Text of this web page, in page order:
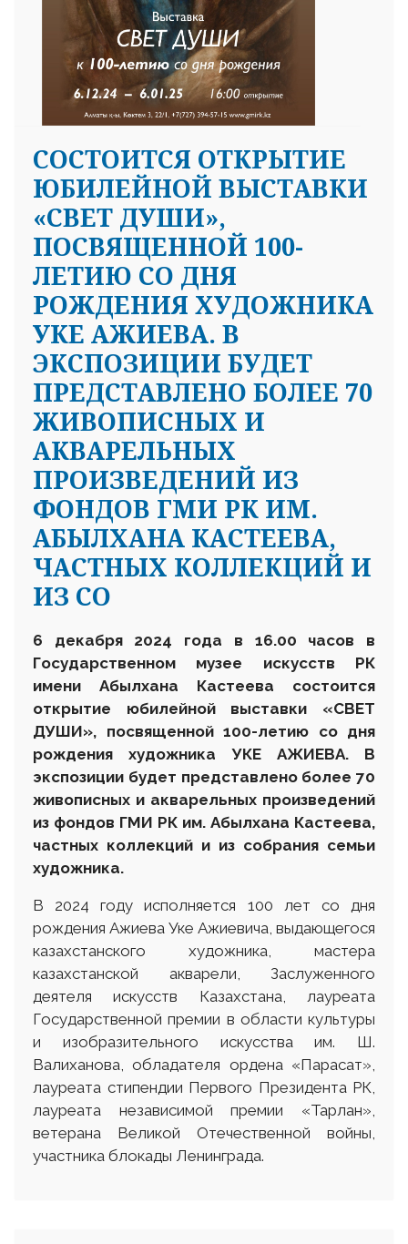
CОСТОИТСЯ ОТКРЫТИЕ
ЮБИЛЕЙНОЙ ВЫСТАВКИ
«СВЕТ ДУШИ»,
ПОСВЯЩЕННОЙ 100-
ЛЕТИЮ СО ДНЯ
РОЖДЕНИЯ ХУДОЖНИКА
УКЕ АЖИЕВА. В
ЭКСПОЗИЦИИ БУДЕТ
ПРЕДСТАВЛЕНО БОЛЕЕ 70
ЖИВОПИСНЫХ И
АКВАРЕЛЬНЫХ
ПРОИЗВЕДЕНИЙ ИЗ
ФОНДОВ ГМИ РК ИМ.
АБЫЛХАНА КАСТЕЕВА,
ЧАСТНЫХ КОЛЛЕКЦИЙ И
ИЗ СО
6 декабря 2024 года в 16.00 часов в
Государственном музее искусств РК
имени Абылхана Кастеева состоится
открытие юбилейной выставки «СВЕТ
ДУШИ», посвященной 100-летию со дня
рождения художника УКЕ АЖИЕВА. В
экспозиции будет представлено более 70
живописных и акварельных произведений
из фондов ГМИ РК им. Абылхана Кастеева,
частных коллекций и из собрания семьи
художника.
В 2024 году исполняется 100 лет со дня
рождения Ажиева Уке Ажиевича, выдающегося
казахстанского художника, мастера
казахстанской акварели, Заслуженного
деятеля искусств Казахстана, лауреата
Государственной премии в области культуры
и изобразительного искусства им. Ш.
Валиханова, обладателя ордена «Парасат»,
лауреата стипендии Первого Президента РК,
лауреата независимой премии «Тарлан»,
ветерана Великой Отечественной войны,
участника блокады Ленинграда.